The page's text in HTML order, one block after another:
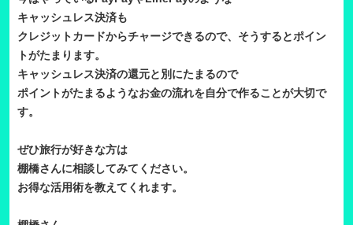
キャッシュレス決済も
クレジットカードからチャージできるので、そうするとポイン
トがたまります。
キャッシュレス決済の還元と別にたまるので
ポイントがたまるようなお金の流れを自分で作ることが大切で
す。
ぜひ旅行が好きな方は
棚橋さんに相談してみてください。
お得な活用術を教えてくれます。